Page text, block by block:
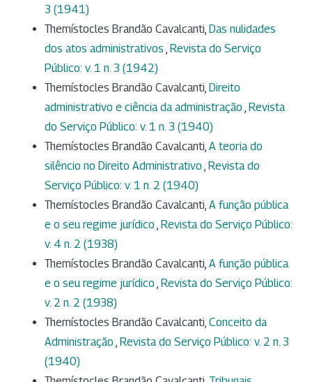
3 (1941)
Themístocles Brandão Cavalcanti, Das nulidades
dos atos administrativos , Revista do Serviço
Público: v. 1 n. 3 (1942)
Themístocles Brandão Cavalcanti, Direito
administrativo e ciência da administração , Revista
do Serviço Público: v. 1 n. 3 (1940)
Themístocles Brandão Cavalcanti, A teoria do
silêncio no Direito Administrativo , Revista do
Serviço Público: v. 1 n. 2 (1940)
Themístocles Brandão Cavalcanti, A função pública
e o seu regime jurídico , Revista do Serviço Público:
v. 4 n. 2 (1938)
Themístocles Brandão Cavalcanti, A função pública
e o seu regime jurídico , Revista do Serviço Público:
v. 2 n. 2 (1938)
Themístocles Brandão Cavalcanti, Conceito da
Administração , Revista do Serviço Público: v. 2 n. 3
(1940)